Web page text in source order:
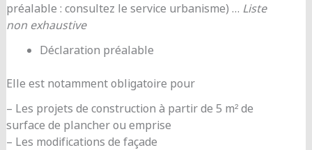
préalable : consultez le service urbanisme) … Liste
non exhaustive
Déclaration préalable
Elle est notamment obligatoire pour
– Les projets de construction à partir de 5 m² de
surface de plancher ou emprise
– Les modifications de façade